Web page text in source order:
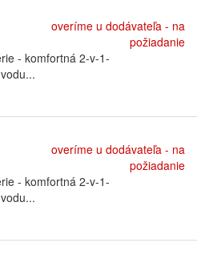
overíme u dodávateľa - na
požiadanie
- komfortná 2-v-1-
overíme u dodávateľa - na
požiadanie
- komfortná 2-v-1-